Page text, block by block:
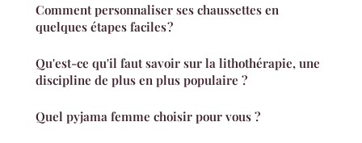
Comment personnaliser ses chaussettes en
quelques étapes faciles ?
Qu'est-ce qu'il faut savoir sur la lithothérapie, une
discipline de plus en plus populaire ?
Quel pyjama femme choisir pour vous ?